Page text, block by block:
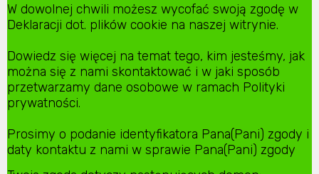
W dowolnej chwili możesz wycofać swoją zgodę w
Deklaracji dot. plików cookie na naszej witrynie.
Dowiedz się więcej na temat tego, kim jesteśmy, jak
można się z nami skontaktować i w jaki sposób
przetwarzamy dane osobowe w ramach Polityki
prywatności.
Prosimy o podanie identyfikatora Pana(Pani) zgody i
daty kontaktu z nami w sprawie Pana(Pani) zgody